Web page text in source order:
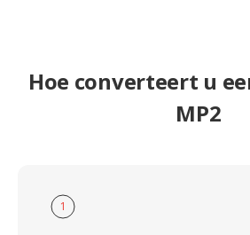
Hoe converteert u
MP2
1